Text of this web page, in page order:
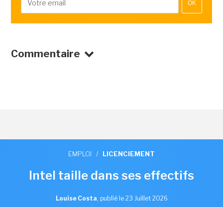
OK
Commentaire
EMPLOI / LICENCIEMENT
Intel taille dans ses effectifs
Louise Costa, publié le 23 Juillet 2026